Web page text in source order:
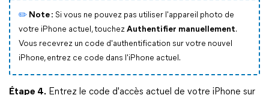
✏️ Note : Si vous ne pouvez pas utiliser l'appareil photo de
votre iPhone actuel, touchez Authentifier manuellement.
Vous recevrez un code d'authentification sur votre nouvel
iPhone, entrez ce code dans l'iPhone actuel.
Étape 4. Entrez le code d'accès actuel de votre iPhone sur